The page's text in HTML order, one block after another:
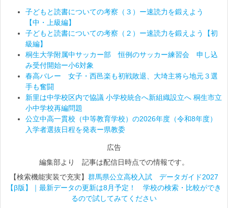
子どもと読書についての考察（３）ー速読力を鍛えよう
【中・上級編】
子どもと読書についての考察（２）ー速読力を鍛えよう【初
級編】
桐生大学附属中サッカー部 恒例のサッカー練習会 申し込
み受付開始ー小6対象
春高バレー 女子・西邑楽も初戦敗退、大埼主将ら地元３選
手も奮闘
新里は中学校区内で協議 小学校統合へ新組織設立へ 桐生市立
小中学校再編問題
公立中高一貫校（中等教育学校）の2026年度（令和8年度）
入学者選抜日程を発表ー県教委
広告
編集部より 記事は配信日時点での情報です。
【検索機能実装で充実】 群馬県公立高校入試 データガイド2027
【β版】｜最新データの更新は8月予定！ 学校の検索・比較ができ
るので試してみてください